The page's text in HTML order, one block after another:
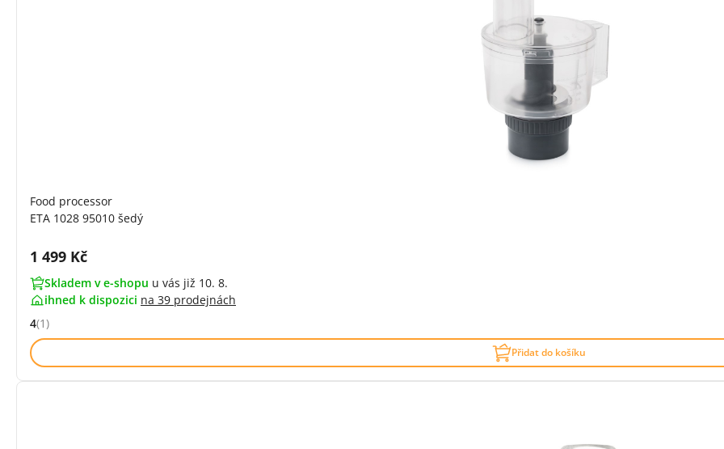
Food processor
ETA 1028 95010 šedý
Cena s DPH:
1 499 Kč
Skladem v e-shopu u vás již 10. 8.
ihned k dispozici na 39 prodejnách
Hodnocení: 4 z 5 (1 recenzí)
4(1)
Přidat do košíku